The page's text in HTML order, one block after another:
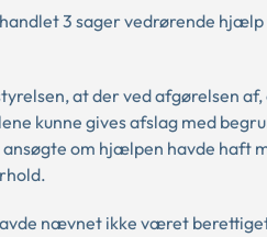
3 sager vedrørende
at der ved afgørelsen
kunne gives afslag med
om hjælpen havde haft
nævnet ikke været